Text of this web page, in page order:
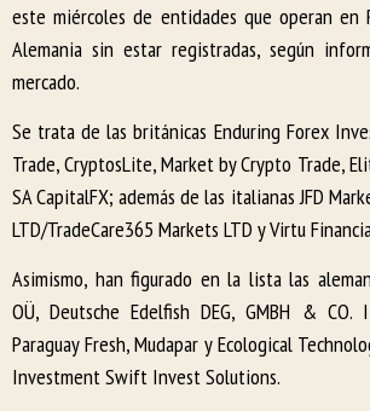
este miércoles de entidades que operan
Alemania sin estar registradas, según
mercado.
Se trata de las británicas Enduring Forex
Trade, CryptosLite, Market by Crypto Trade,
SA CapitalFX; además de las italianas JFD
LTD/TradeCare365 Markets LTD y Virtu
Asimismo, han figurado en la lista las
OÜ, Deutsche Edelfish DEG, GMBH &
Paraguay Fresh, Mudapar y Ecological
Investment Swift Invest Solutions.